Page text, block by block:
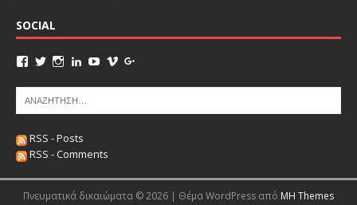
SOCIAL
RSS - Posts
RSS - Comments
Πνευματικά δικαιώματα © 2026 | Θέμα WordPress από MH Themes